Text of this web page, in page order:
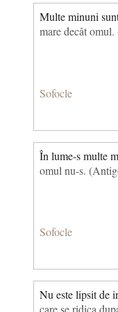
Multe minuni
mare decât
Sofocle
În lume-s multe
omul nu-s.
Sofocle
Nu este lipsit de
care se ridica